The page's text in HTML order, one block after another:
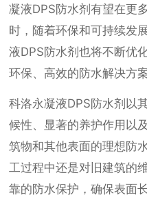
凝液DPS防水剂有望在更
时，随着环保和可持续发
液DPS防水剂也将不断优
环保、高效的防水解决方案
科洛永凝液DPS防水剂以
候性、显著的养护作用以
筑物和其他表面的理想防
工过程中还是对旧建筑的
靠的防水保护，确保表面